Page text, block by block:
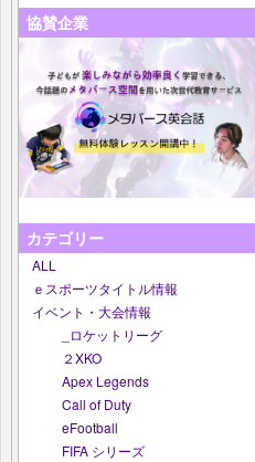
協賛企業
カテゴリー
ALL
ｅスポーツタイトル情報
イベント・大会情報
_ロケットリーグ
２XKO
Apex Legends
Call of Duty
eFootball
FIFA シリーズ